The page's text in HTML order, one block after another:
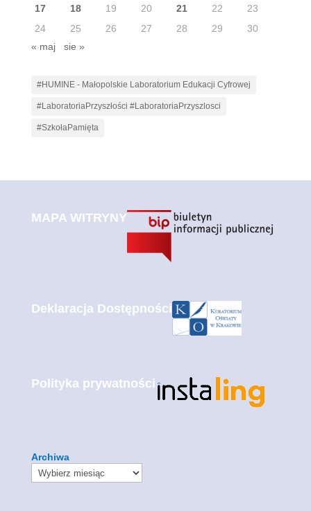
17
18 19 20 21 22
23
24
25 26 27 28 29
30
« maj
sie »
#HUMINE - Małopolskie Laboratorium Edukacji Cyfrowej
#LaboratoriaPrzyszłości #LaboratoriaPrzyszlosci
#SzkołaPamięta
MAPA WITRYNY
Deklaracja Dostępności
Polityka prywatności
Archiwa